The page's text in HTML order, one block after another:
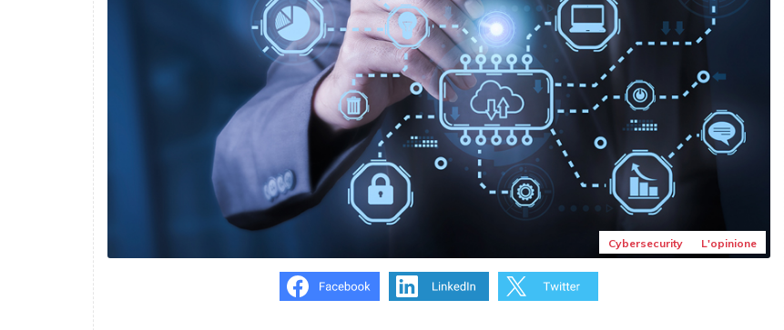
Cybersecurity L'opinione